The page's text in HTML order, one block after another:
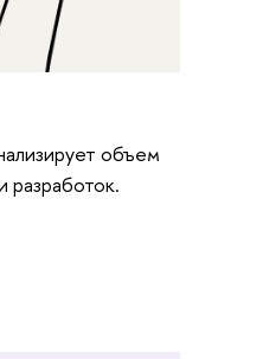
объем
разработок.